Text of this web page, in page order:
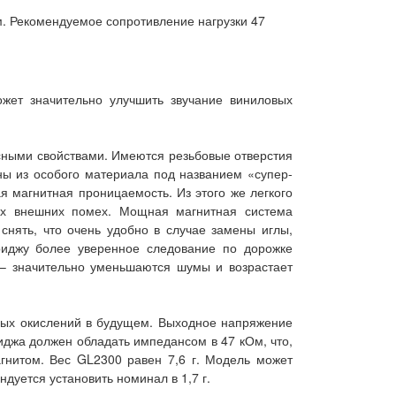
сопротивление нагрузки 47
значительно улучшить звучание виниловых
свойствами. Имеются резьбовые отверстия
из особого материала под названием «супер-
проницаемость. Из этого же легкого
внешних помех. Мощная магнитная система
что очень удобно в случае замены иглы,
более уверенное следование по дорожке
значительно уменьшаются шумы и возрастает
окислений в будущем. Выходное напряжение
должен обладать импедансом в 47 кОм, что,
Вес GL2300 равен 7,6 г. Модель может
установить номинал в 1,7 г.